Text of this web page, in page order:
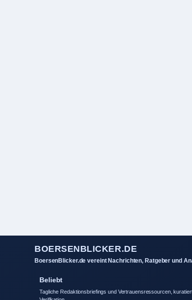
BoersenBlicker.de vereint Nachrichten, Ratgeber und
Tagliche Redaktionsbriefings und Vertrauensressourcen, kuratiert
Verifikation.